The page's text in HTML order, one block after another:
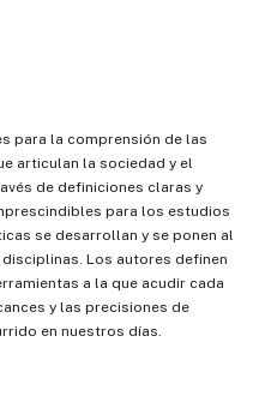
para la comprensión de las
articulan la sociedad y el
de definiciones claras y
para los estudios
se desarrollan y se ponen al
Los autores definen
a la que acudir cada
y las precisiones de
en nuestros días.